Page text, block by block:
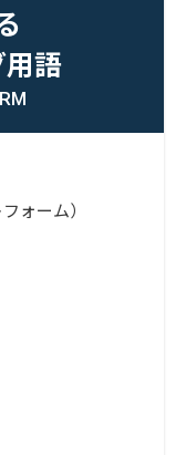
語
ォーム）